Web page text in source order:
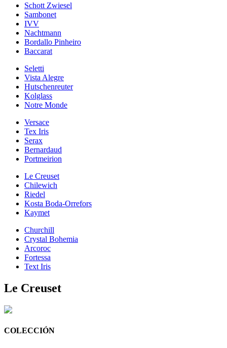
Schott Zwiesel
Sambonet
IVV
Nachtmann
Bordallo Pinheiro
Baccarat
Seletti
Vista Alegre
Hutschenreuter
Kolglass
Notre Monde
Versace
Tex Iris
Serax
Bernardaud
Portmeirion
Le Creuset
Chilewich
Riedel
Kosta Boda-Orrefors
Kaymet
Churchill
Crystal Bohemia
Arcoroc
Fortessa
Text Iris
Le Creuset
COLECCIÓN